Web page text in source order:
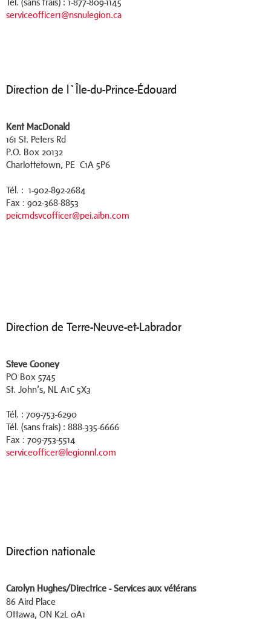
Tél. (sans frais) : 1-877-809-1145
serviceofficer1@nsnulegion.ca
Direction de l`Île-du-Prince-Édouard
Kent MacDonald
161 St. Peters Rd
P.O. Box 20132
Charlottetown, PE C1A 5P6
Tél. : 1-902-892-2684
Fax : 902-368-8853
peicmdsvcofficer@pei.aibn.com
Direction de Terre-Neuve-et-Labrador
Steve Cooney
PO Box 5745
St. John’s, NL A1C 5X3
Tél. : 709-753-6290
Tél. (sans frais) : 888-335-6666
Fax : 709-753-5514
serviceofficer@legionnl.com
Direction nationale
Carolyn Hughes/Directrice -Services aux vétérans
86 Aird Place
Ottawa, ON K2L 0A1